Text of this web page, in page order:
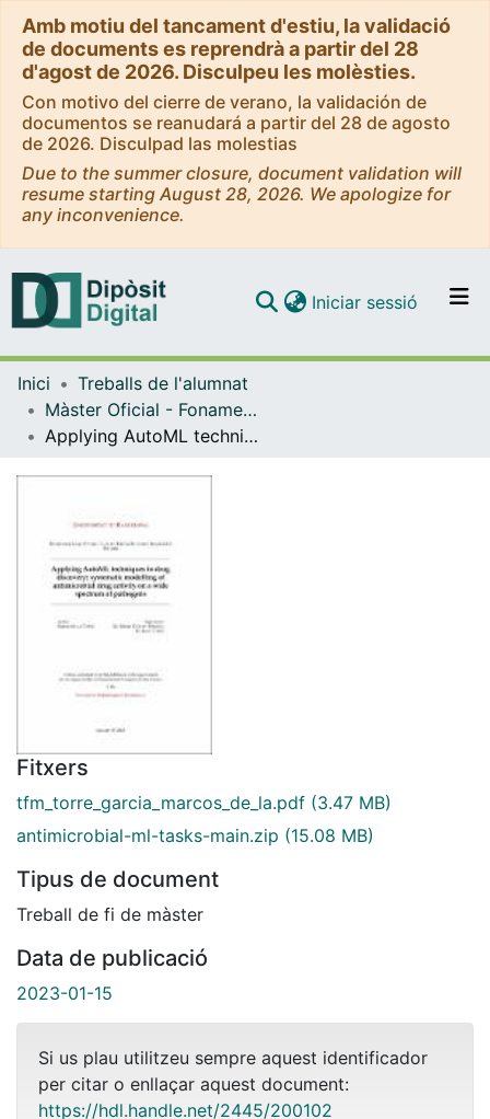
Amb motiu del tancament d'estiu, la validació
de documents es reprendrà a partir del 28
d'agost de 2026. Disculpeu les molèsties.
Con motivo del cierre de verano, la validación de
documentos se reanudará a partir del 28 de agosto
de 2026. Disculpad las molestias
Due to the summer closure, document validation will
resume starting August 28, 2026. We apologize for
any inconvenience.
Navega per tot el DD
Com publicar
Iniciar sessió (current)
Inici
Treballs de l'alumnat
Màster Oficial - Fonaments de la Ciència de Dades
Applying AutoML techniques in drug discovery: systematic modelling of antimicrobial drug activity on a wide spectrum of pathogens
Fitxers
tfm_torre_garcia_marcos_de_la.pdf (3.47 MB)
antimicrobial-ml-tasks-main.zip (15.08 MB)
Tipus de document
Treball de fi de màster
Data de publicació
2023-01-15
Si us plau utilitzeu sempre aquest identificador
per citar o enllaçar aquest document:
https://hdl.handle.net/2445/200102